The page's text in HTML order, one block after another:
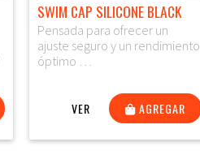
SWIM CAP SILICONE BLACK
Pensada para ofrecer un
ajuste seguro y un rendimiento
óptimo …
VER AGREGAR